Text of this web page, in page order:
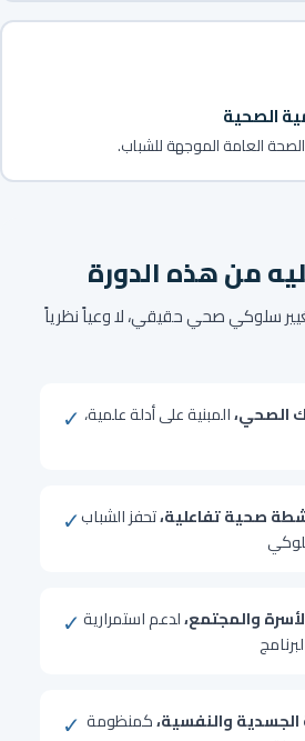
الصحية
العامة الموجهة للشباب.
من هذه الدورة
سلوكي صحي حقيقي، لا وعياً نظرياً
✓ الصحي،المبنية على أدلة علمية،
✓ صحية تفاعلية،تحفز الشباب
✓ والمجتمع،لدعم استمرارية
✓ والنفسية،كمنظومة